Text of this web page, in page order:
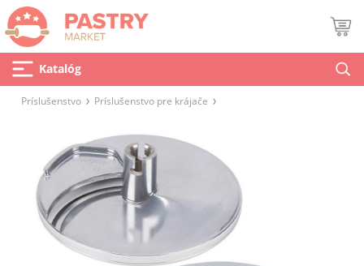
Katalóg
Príslušenstvo Príslušenstvo pre krájače